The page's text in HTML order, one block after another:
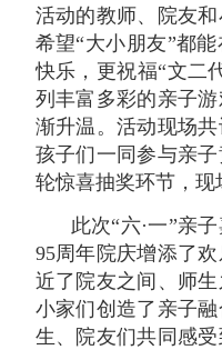
活动的教师、院友
希望“大小朋友”都
快乐，更祝福“文二
列丰富多彩的亲子
渐升温。活动现场
孩子们一同参与亲
轮惊喜抽奖环节，现
此次“六·一”亲
95周年院庆增添了
近了院友之间、师
小家们创造了亲子
生、院友们共同感